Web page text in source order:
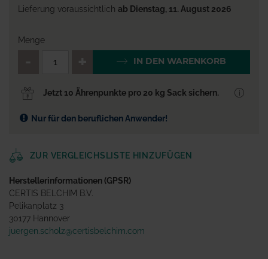
Lieferung voraussichtlich ab Dienstag, 11. August 2026
Menge
QTY_CONTROL_DECREASE
IN DEN WARENKORB
Jetzt 10 Ährenpunkte pro 20 kg Sack sichern.
Nur für den beruflichen Anwender!
ZUR VERGLEICHSLISTE HINZUFÜGEN
Herstellerinformationen (GPSR)
CERTIS BELCHIM B.V.
Pelikanplatz 3
30177 Hannover
juergen.scholz@certisbelchim.com